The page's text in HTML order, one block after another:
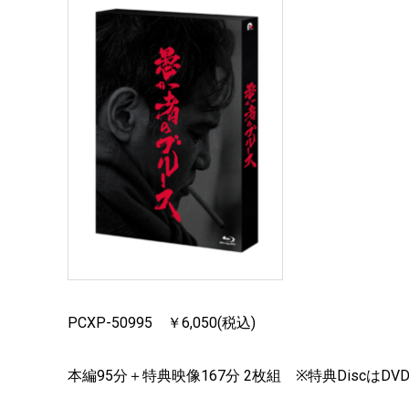
PCXP-50995 ￥6,050(税込)
本編95分＋特典映像167分 2枚組 ※特典Discは